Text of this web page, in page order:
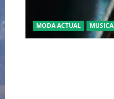
MODA ACTUAL MUSICA